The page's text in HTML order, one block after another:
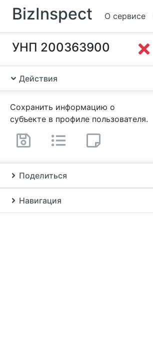
BizInspect О сервисе
УНП 200363900
Действия
Сохранить информацию о
субъекте в профиле пользователя.
Поделиться
Навигация